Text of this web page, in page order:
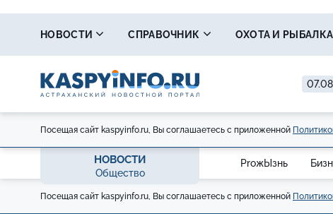
НОВОСТИ СПРАВОЧНИК ОХОТА И РЫБАЛКА
Посещая сайт kaspyinfo.ru, Вы соглашаетесь с приложенной
НОВОСТИ
Общество
ProжЫзнь
Посещая сайт kaspyinfo.ru, Вы соглашаетесь с приложенной